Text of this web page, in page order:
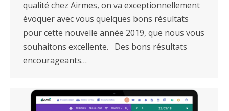
qualité chez Airmes, on va exceptionnellement
évoquer avec vous quelques bons résultats
pour cette nouvelle année 2019, que nous vous
souhaitons excellente. Des bons résultats
encourageants…